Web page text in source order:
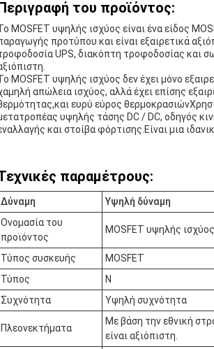
του προϊόντος:
MOSFET υψηλής ισχύος είναι ένα είδος
προτύπου και είναι εξαιρετικά
UPS, διακόπτη τροφοδοσίας και
MOSFET υψηλής ισχύος δεν έχει μόνο
απώλεια ισχύος, αλλά έχει επίσης
ευρύ εύρος
υψηλής τάσης DC / DC, οδηγός
και στοίβα φόρτισης.Είναι μια
παραμέτρους:
Δύναμη
Υψηλή δύναμη
Ονομασία του
προϊόντος
MOSFET υψηλής ισχύος
Τύπος συσκευής
MOSFET
Τύπος
N
Συχνότητα
Υψηλή συχνότητα
Πλεονεκτήματα
Με βάση την εθνική
είναι αξιόπιστη.